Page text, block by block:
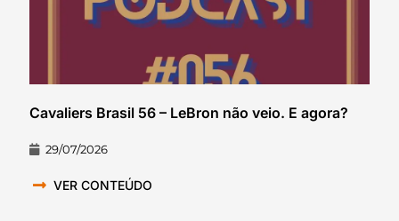
Cavaliers Brasil 56 – LeBron não veio. E agora?
29/07/2026
VER CONTEÚDO